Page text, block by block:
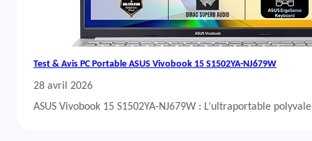
Test & Avis PC Portable ASUS Vivobook 15 S1502YA-NJ679W
28 avril 2026
ASUS Vivobook 15 S1502YA-NJ679W : L’ultraportable